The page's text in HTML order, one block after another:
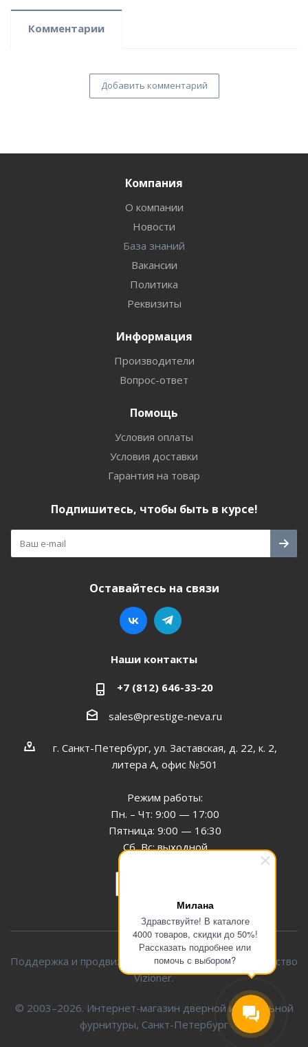
Милана
Здравствуйте! В каталоге
4000 товаров, скидки до 50%!
Рассказать подробнее или
помочь с выбором?
Комментарии
Добавить комментарий
Компания
О компании
Новости
База знаний
Вакансии
Политика
Реквизиты
Информация
Производители
Вопрос-ответ
Помощь
Условия оплаты
Условия доставки
Гарантия на товар
Подпишитесь, чтобы быть в курсе!
Оставайтесь на связи
Наши контакты
+7 (812) 646-33-20
sales@prestige-neva.ru
г. Санкт-Петербург, ул. Заставская, д. 22, к. 2,
литера А, офис №501
Режим работы:
Пн. – Чт: 9:00 — 17:00
Пятница: 9:00 — 16:30
Сб, Вс: выходной
Поддержка и продвижение сайта — интернет-агентство
Vizioner.
© 2003–2026. Интернет-магазин дверной и мебельной
фурнитуры, Санкт-Петербург